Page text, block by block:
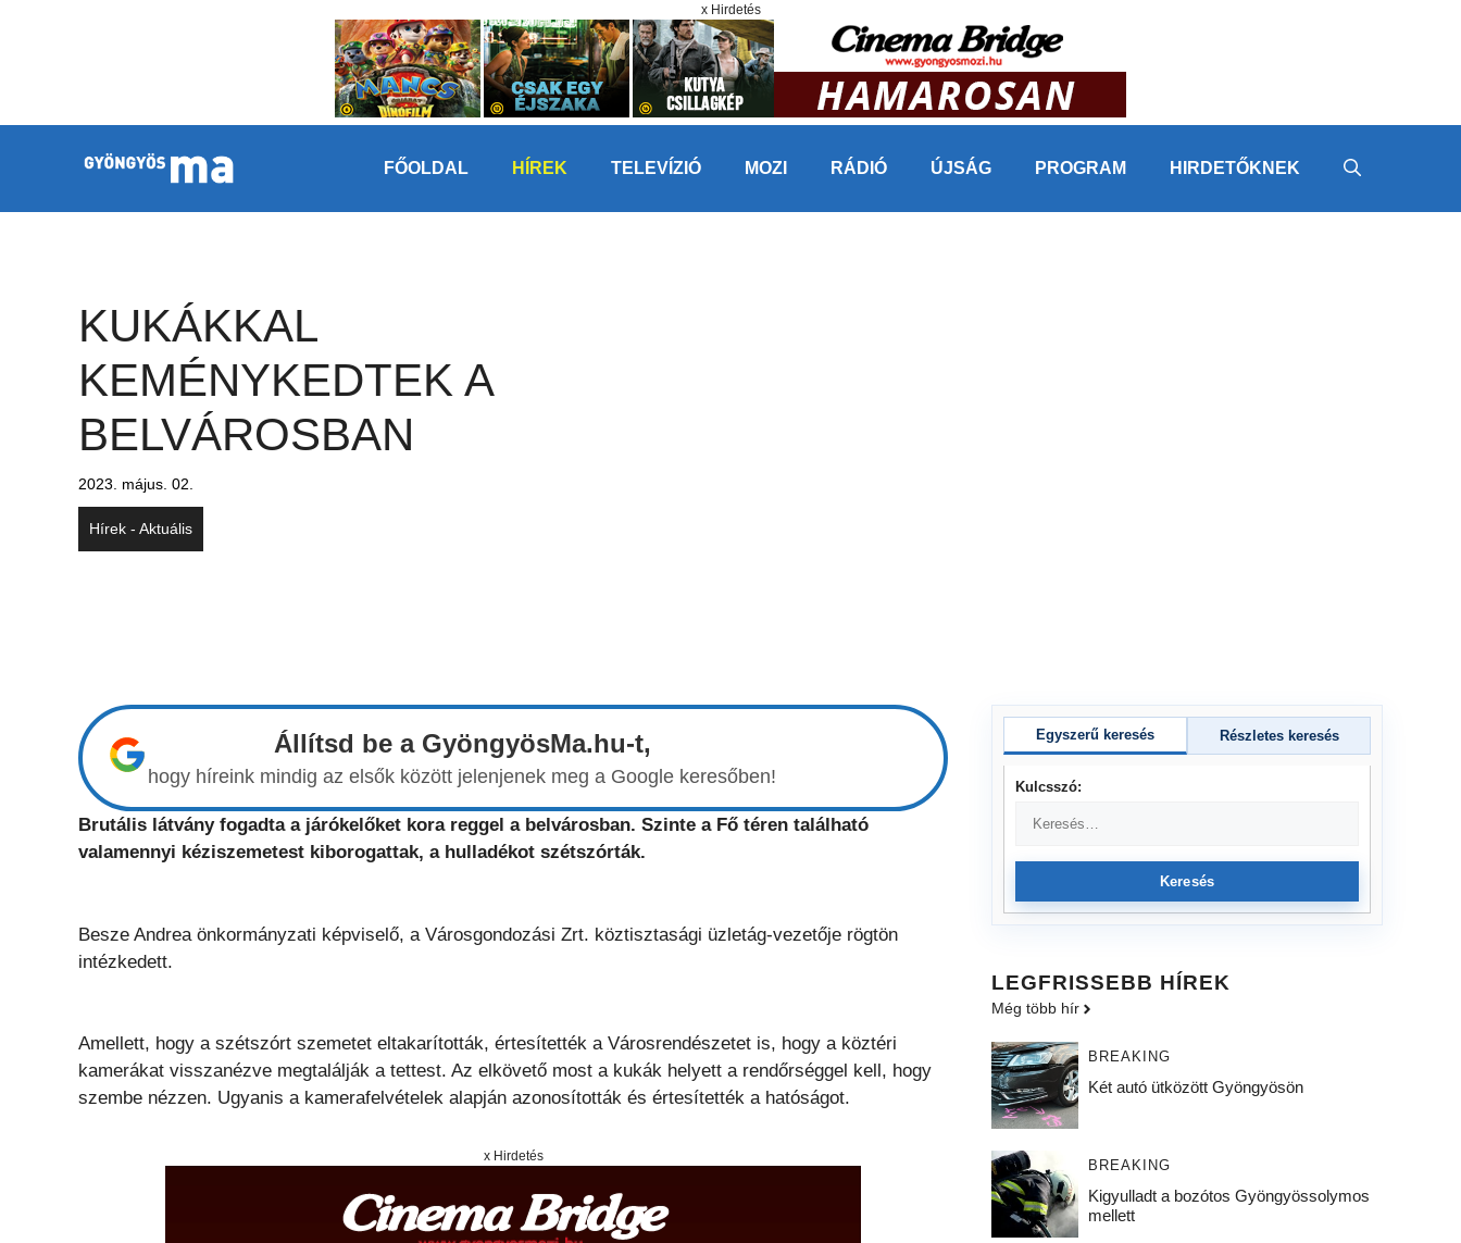
x Hirdetés
FŐOLDAL HÍREK TELEVÍZIÓ MOZI RÁDIÓ ÚJSÁG PROGRAM HIRDETŐKNEK
KUKÁKKAL
KEMÉNYKEDTEK A
BELVÁROSBAN
2023. május. 02.
Hírek - Aktuális
Állítsd be a GyöngyösMa.hu-t,
hogy híreink mindig az elsők között jelenjenek meg a Google keresőben!
Brutális látvány fogadta a járókelőket kora reggel a belvárosban. Szinte a Fő téren található
valamennyi kéziszemetest kiborogattak, a hulladékot szétszórták.
Besze Andrea önkormányzati képviselő, a Városgondozási Zrt. köztisztasági üzletág-vezetője rögtön
intézkedett.
Amellett, hogy a szétszórt szemetet eltakarították, értesítették a Városrendészetet is, hogy a köztéri
kamerákat visszanézve megtalálják a tettest. Az elkövető most a kukák helyett a rendőrséggel kell, hogy
szembe nézzen. Ugyanis a kamerafelvételek alapján azonosították és értesítették a hatóságot.
x Hirdetés
Egyszerű keresés Részletes keresés
Kulcsszó:
Keresés
LEGFRISSEBB HÍREK
Még több hír
BREAKING
Két autó ütközött Gyöngyösön
BREAKING
Kigyulladt a bozótos Gyöngyössolymos
mellett